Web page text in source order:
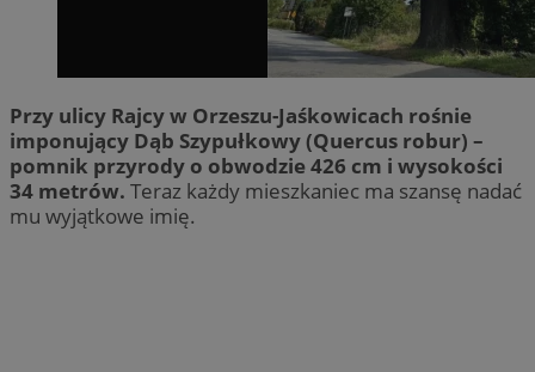
Przy ulicy Rajcy w Orzeszu-Jaśkowicach rośnie
imponujący Dąb Szypułkowy (Quercus robur) –
pomnik przyrody o obwodzie 426 cm i wysokości
34 metrów. Teraz każdy mieszkaniec ma szansę nadać
mu wyjątkowe imię.